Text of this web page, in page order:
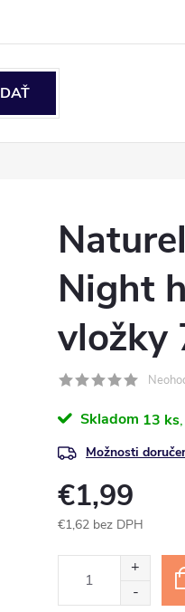
Night
vložky
Skladom 13 ks
Možnosti
€1,99
€1,62 bez DPH